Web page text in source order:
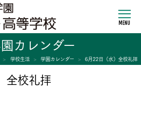
MENU
カレンダー
学校生活 学園カレンダー 6月22日（水）全校礼拝
全校礼拝